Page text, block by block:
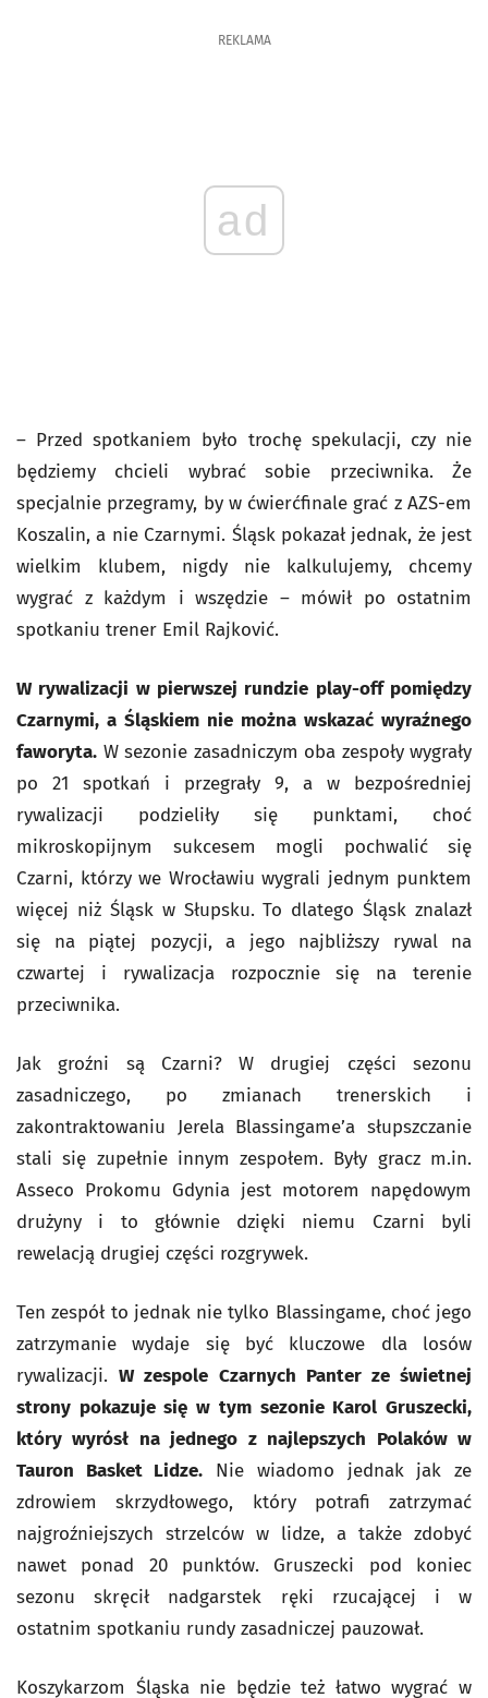
REKLAMA
ad
– Przed spotkaniem było trochę spekulacji, czy nie
będziemy chcieli wybrać sobie przeciwnika. Że
specjalnie przegramy, by w ćwierćfinale grać z AZS-em
Koszalin, a nie Czarnymi. Śląsk pokazał jednak, że jest
wielkim klubem, nigdy nie kalkulujemy, chcemy
wygrać z każdym i wszędzie – mówił po ostatnim
spotkaniu trener Emil Rajković.
W rywalizacji w pierwszej rundzie play-off pomiędzy
Czarnymi, a Śląskiem nie można wskazać wyraźnego
faworyta. W sezonie zasadniczym oba zespoły wygrały
po 21 spotkań i przegrały 9, a w bezpośredniej
rywalizacji podzieliły się punktami, choć
mikroskopijnym sukcesem mogli pochwalić się
Czarni, którzy we Wrocławiu wygrali jednym punktem
więcej niż Śląsk w Słupsku. To dlatego Śląsk znalazł
się na piątej pozycji, a jego najbliższy rywal na
czwartej i rywalizacja rozpocznie się na terenie
przeciwnika.
Jak groźni są Czarni? W drugiej części sezonu
zasadniczego, po zmianach trenerskich i
zakontraktowaniu Jerela Blassingame’a słupszczanie
stali się zupełnie innym zespołem. Były gracz m.in.
Asseco Prokomu Gdynia jest motorem napędowym
drużyny i to głównie dzięki niemu Czarni byli
rewelacją drugiej części rozgrywek.
Ten zespół to jednak nie tylko Blassingame, choć jego
zatrzymanie wydaje się być kluczowe dla losów
rywalizacji.W zespole Czarnych Panter ze świetnej
strony pokazuje się w tym sezonie Karol Gruszecki,
który wyrósł na jednego z najlepszych Polaków w
Tauron Basket Lidze. Nie wiadomo jednak jak ze
zdrowiem skrzydłowego, który potrafi zatrzymać
najgroźniejszych strzelców w lidze, a także zdobyć
nawet ponad 20 punktów. Gruszecki pod koniec
sezonu skręcił nadgarstek ręki rzucającej i w
ostatnim spotkaniu rundy zasadniczej pauzował.
Koszykarzom Śląska nie będzie też łatwo wygrać w